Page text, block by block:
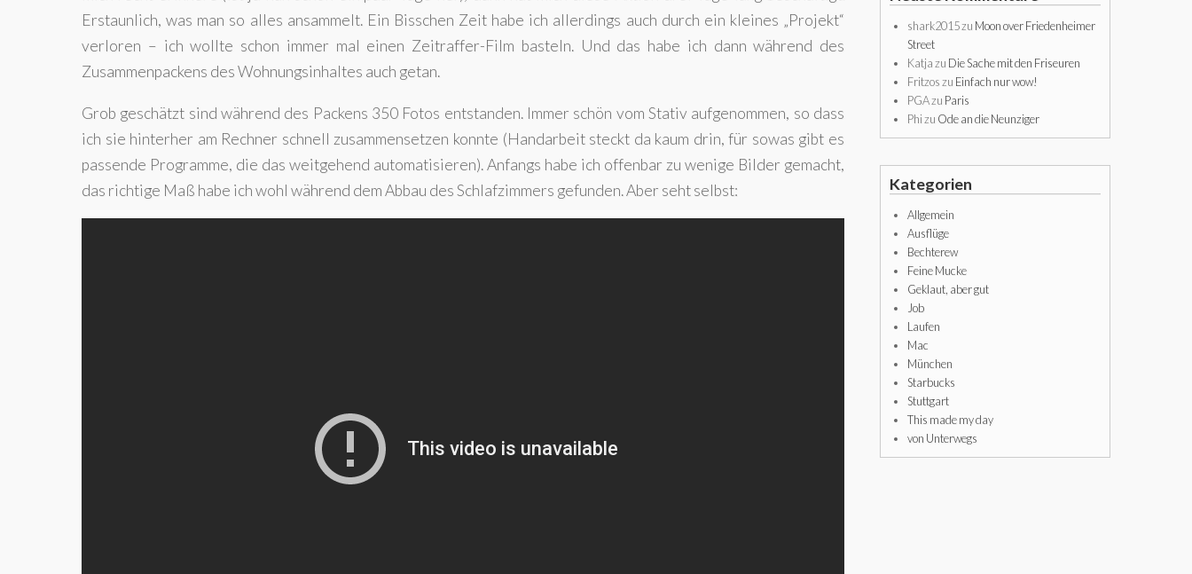
Erstaunlich, was man so alles ansammelt. Ein Bisschen Zeit habe ich allerdings auch durch ein kleines „Projekt“
verloren – ich wollte schon immer mal einen Zeitraffer-Film basteln. Und das habe ich dann während des
Zusammenpackens des Wohnungsinhaltes auch getan.
Grob geschätzt sind während des Packens 350 Fotos entstanden. Immer schön vom Stativ aufgenommen, so dass
ich sie hinterher am Rechner schnell zusammensetzen konnte (Handarbeit steckt da kaum drin, für sowas gibt es
passende Programme, die das weitgehend automatisieren). Anfangs habe ich offenbar zu wenige Bilder gemacht,
das richtige Maß habe ich wohl während dem Abbau des Schlafzimmers gefunden. Aber seht selbst:
shark2015zu Moon over Friedenheimer
Street
Katjazu Die Sache mit den Friseuren
Fritzoszu Einfach nur wow!
PGAzu Paris
Phizu Ode an die Neunziger
Kategorien
Allgemein
Ausflüge
Bechterew
Feine Mucke
Geklaut, aber gut
Job
Laufen
Mac
München
Starbucks
Stuttgart
This made my day
von Unterwegs